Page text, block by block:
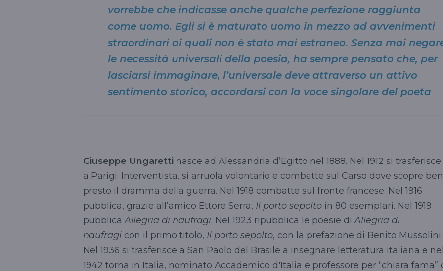
vorrebbe che indicasse anche qualche perfezione raggiunta
come uomo. Egli si è maturato uomo in mezzo ad avvenimenti
straordinari ai quali non è stato mai estraneo. Senza mai
le necessità universali della poesia, ha sempre pensato che, per
lasciarsi immaginare, l’universale deve attraverso un attivo
sentimento storico, accordarsi con la voce singolare del poeta
Giuseppe Ungaretti nasce ad Alessandria d’Egitto nel 1888. Nel 1912 si trasferisce
a Parigi. Interventista, si arruola volontario e combatte sul Carso dove scopre ben
presto il dramma della guerra. Nel 1918 combatte sul fronte francese. Nel 1916
pubblica, grazie all’amico Ettore Serra, Il porto sepolto in 80 esemplari. Nel 1919
pubblicaAllegria di naufragi. Nel 1923 ripubblica le poesie diAllegria di
naufragi con il primo titolo, Il porto sepolto, con la prefazione di Benito Mussolini.
Nel 1936 si trasferisce a San Paolo del Brasile a insegnare letteratura italiana e
1942 torna in Italia, nominato Accademico d'Italia e professore per “chiara fama”